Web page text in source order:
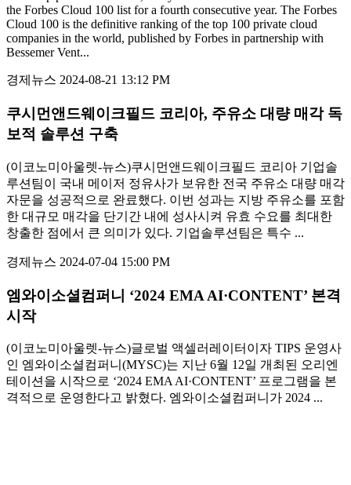
the Forbes Cloud 100 list for a fourth consecutive year. The Forbes
Cloud 100 is the definitive ranking of the top 100 private cloud
companies in the world, published by Forbes in partnership with
Bessemer Vent...
경제뉴스 2024-08-21 13:12 PM
쿠시먼앤드웨이크필드 코리아, 주유소 대량 매각 독
보적 솔루션 구축
(이코노미아울렛-뉴스)쿠시먼앤드웨이크필드 코리아 기업솔
루션팀이 국내 메이저 정유사가 보유한 전국 주유소 대량 매각
자문을 성공적으로 완료했다. 이번 성과는 지방 주유소를 포함
한 대규모 매각을 단기간 내에 성사시켜 유효 수요를 최대한
창출한 점에서 큰 의미가 있다. 기업솔루션팀은 특수 ...
경제뉴스 2024-07-04 15:00 PM
엠와이소셜컴퍼니 ‘2024 EMA AI·CONTENT’ 본격
시작
(이코노미아울렛-뉴스)글로벌 액셀러레이터이자 TIPS 운영사
인 엠와이소셜컴퍼니(MYSC)는 지난 6월 12일 개최된 오리엔
테이션을 시작으로 ‘2024 EMA AI·CONTENT’ 프로그램을 본
격적으로 운영한다고 밝혔다. 엠와이소셜컴퍼니가 2024 ...